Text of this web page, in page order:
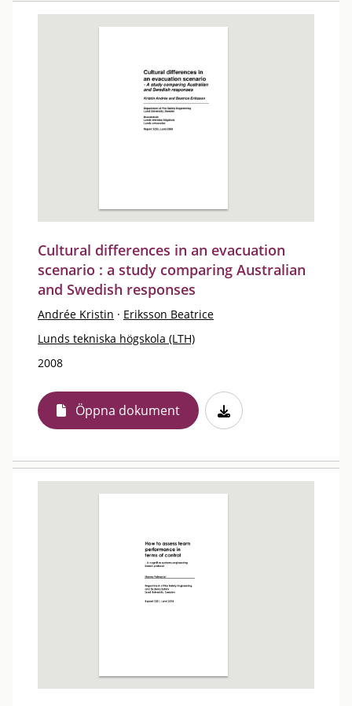
Cultural differences in an evacuation
scenario : a study comparing Australian
and Swedish responses
Andrée Kristin · Eriksson Beatrice
Lunds tekniska högskola (LTH)
2008
Öppna dokument